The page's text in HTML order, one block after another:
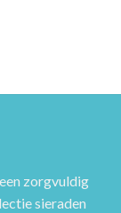
zorgvuldig
sieraden